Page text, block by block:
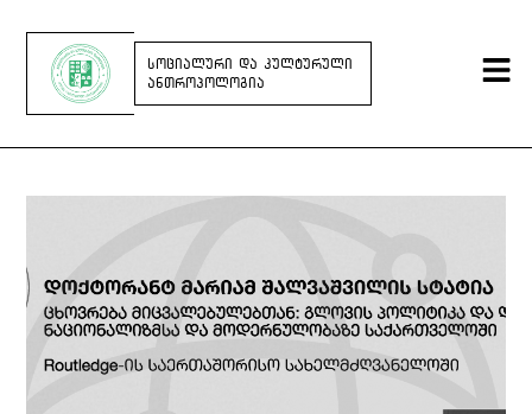
ᲡᲝᲪᲘᲐᲚᲣᲠᲘ ᲓᲐ ᲙᲣᲚᲢᲣᲠᲣᲚᲘ
ᲐᲜᲗᲠᲝᲞᲝᲚᲝᲒᲘᲐ